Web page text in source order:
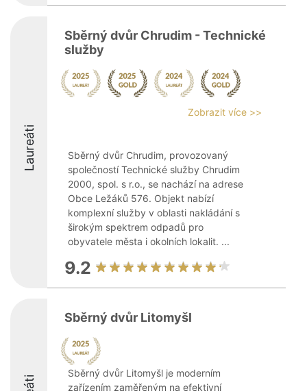
Laureáti
Sběrný dvůr Chrudim - Technické
služby
Zobrazit více >>
Sběrný dvůr Chrudim, provozovaný
společností Technické služby Chrudim
2000, spol. s r.o., se nachází na adrese
Obce Ležáků 576. Objekt nabízí
komplexní služby v oblasti nakládání s
širokým spektrem odpadů pro
obyvatele města i okolních lokalit. ...
9.2
Sběrný dvůr Litomyšl
Sběrný dvůr Litomyšl je moderním
zařízením zaměřeným na efektivní